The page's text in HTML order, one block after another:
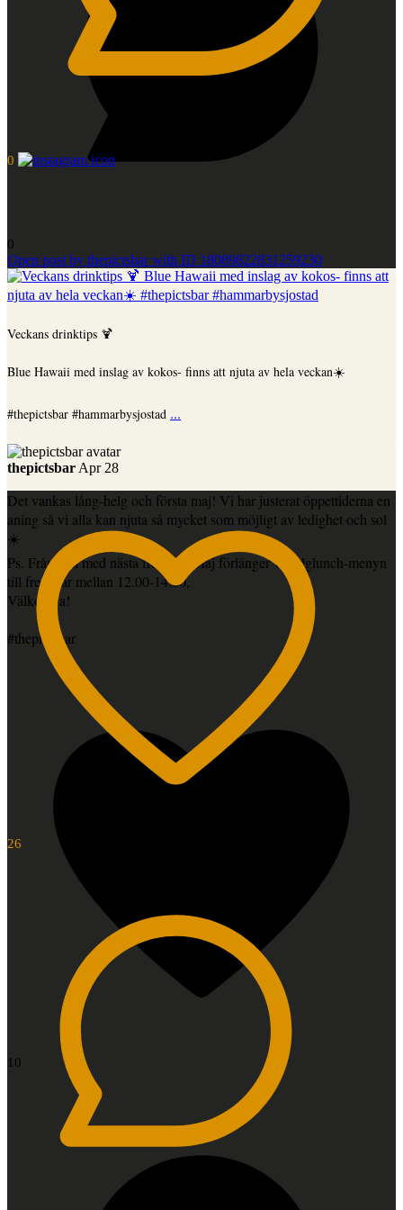
0
0
Open post by thepictsbar with ID 18089822831259230
Veckans drinktips 🍹
Blue Hawaii med inslag av kokos- finns att njuta av hela veckan☀️
#thepictsbar #hammarbysjostad ...
26
thepictsbar Apr 28
Det vankas lång-helg och första maj! Vi har justerat öppettiderna en
aning så vi alla kan njuta så mycket som möjligt av ledighet och sol
☀️
Ps. Från och med nästa fredag 8 Maj förlänger vi helglunch-menyn
till fredagar mellan 12.00-14.00,
Välkomna!
#thepictsbar
10